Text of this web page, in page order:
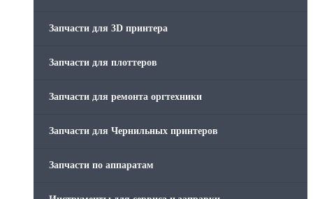
Товары для заправки
Фольга , изолента, скотч и тд
Запчасти для 3D принтера
Запчасти для плоттеров
Запчасти для ремонта оргтехники
Запчасти для Чернильных принтеров
Запчасти по аппаратам